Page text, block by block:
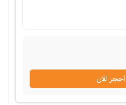
احجز الان